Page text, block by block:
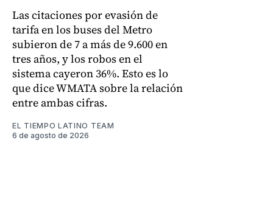
Las citaciones por evasión de
tarifa en los buses del Metro
subieron de 7 a más de 9.600 en
tres años, y los robos en el
sistema cayeron 36%. Esto es lo
que dice WMATA sobre la relación
entre ambas cifras.
EL TIEMPO LATINO TEAM
6 de agosto de 2026